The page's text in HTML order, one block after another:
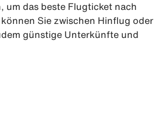
um das beste Flugticket nach
Sie zwischen Hinflug oder
günstige Unterkünfte und